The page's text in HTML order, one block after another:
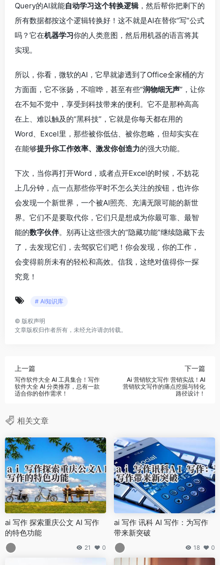
Query的AI就能自动学习这个转换逻辑，然后帮你把剩下的
所有数据都按这个逻辑转换好！这不就是AI在替你“写”公式
吗？它在机器学习你的人类意图，然后用机器的语言将其
实现。
所以，你看，微软的AI，它早就渗透到了Office全家桶的方
方面面，它不张扬，不喧哗，甚至有些“润物细无声”，让你
在不知不觉中，享受到科技带来的便利。它不是那种高高
在上、难以触及的“黑科技”，它就是你每天都在用的
Word、Excel里，那些被你低估、被你忽略，但却实实在
在能够提升你工作效率、激发你创造力的强大功能。
下次，当你再打开Word，或者点开Excel的时候，不妨花
上几分钟，点一点那些你平时不怎么关注的按钮，也许你
会发现一个新世界，一个被AI照亮、充满无限可能的新世
界。它们不是要取代你，它们只是想成为你最可靠、最智
能的数字伙伴。别再让这些强大的“隐藏功能”继续隐藏下去
了，去发现它们，去驾驭它们吧！你会发现，你的工作，
会变得前所未有的轻松和高效。信我，这绝对值得你一探
究竟！
# AI知识库
© 版权声明
文章版权归作者所有，未经允许请勿转载。
上一篇
写作软件大全 AI 工具集合！写作
软件大全 AI 分类推荐，总有一款
适合你的创作需求！
下一篇
Ai 营销软文写作 营销实战！AI
营销软文写作的痛点挖掘与转化
路径设计！
相关文章
ai 写作 探索重庆公文 AI 写作
的特色功能
21 0
ai 写作 讯科 AI 写作：为写作
带来新突破
18 0